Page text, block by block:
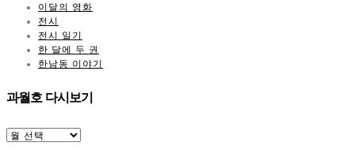
이달의 영화
전시
전시 일기
한 달에 두 권
한남동 이야기
과월호 다시보기
과